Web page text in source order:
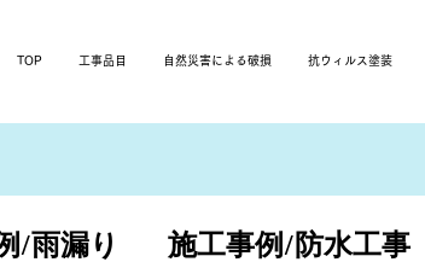
TOP 工事品目 自然災害による破損 抗ウィルス塗装
/雨漏り 施工事例/防水工事